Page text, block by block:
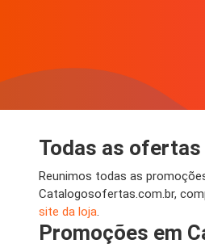
Todas as
Reunimos todas as
Catalogosofertas.com.br,
site da loja.
Promoções em